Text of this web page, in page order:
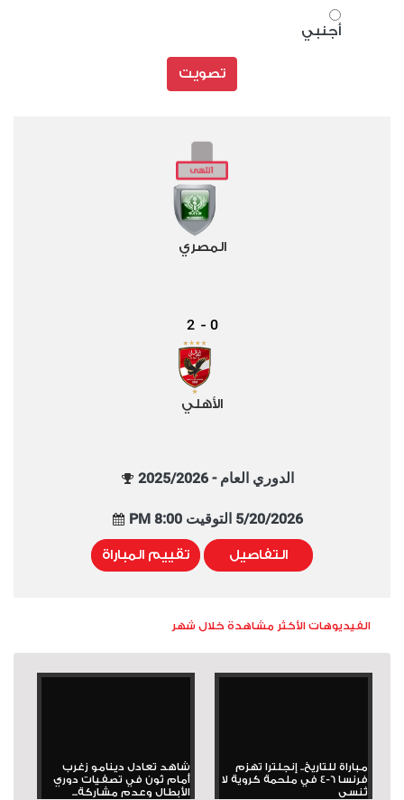
أجنبي
تصويت
المصري
0
-
2
الأهلي
الدوري العام - 2025/2026
5/20/2026 التوقيت 8:00 PM
التفاصيل تقييم المباراة
الفيديوهات الأكثر مشاهدة خلال شهر
مباراة للتاريخ.. إنجلترا تهزم
فرنسا 6-4 في ملحمة كروية لا
تُنسى
شاهد تعادل دينامو زغرب
أمام ثون في تصفيات دوري
الأبطال وعدم مشاركة...